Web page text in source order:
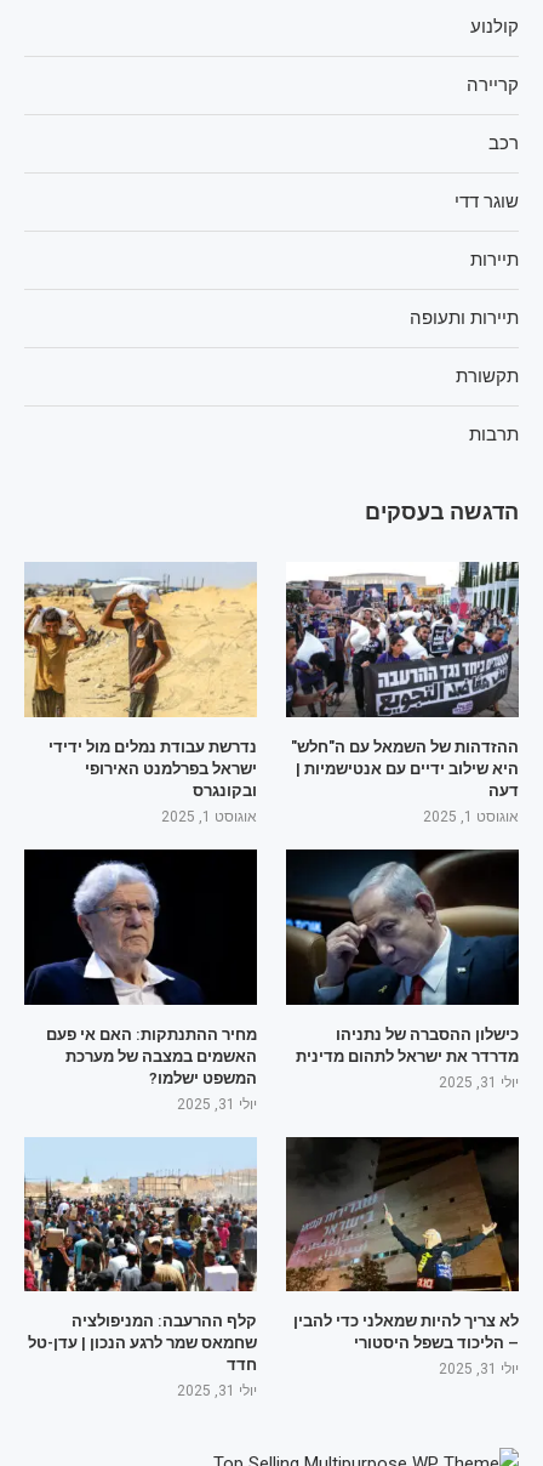
קולנוע
קריירה
רכב
שוגר דדי
תיירות
תיירות ותעופה
תקשורת
תרבות
הדגשה בעסקים
ההזדהות של השמאל עם ה"חלש"
היא שילוב ידיים עם אנטישמיות |
דעה
אוגוסט 1, 2025
נדרשת עבודת נמלים מול ידידי
ישראל בפרלמנט האירופי
ובקונגרס
אוגוסט 1, 2025
כישלון ההסברה של נתניהו
מדרדר את ישראל לתהום מדינית
יולי 31, 2025
מחיר ההתנתקות: האם אי פעם
האשמים במצבה של מערכת
המשפט ישלמו?
יולי 31, 2025
לא צריך להיות שמאלני כדי להבין
– הליכוד בשפל היסטורי
יולי 31, 2025
קלף ההרעבה: המניפולציה
שחמאס שמר לרגע הנכון | עדן-טל
חדד
יולי 31, 2025